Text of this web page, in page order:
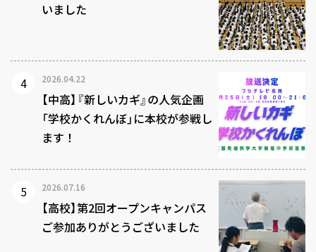
いました
2026.04.22
【中高】『新しいカギ』の人気企画
「学校かくれんぼ」に本校が参戦し
ます！
2026.07.16
【高校】第2回オープンキャンパス
ご参加ありがとうございました